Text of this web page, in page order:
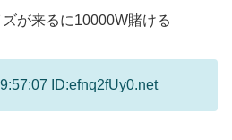
が来るに10000W賭ける
ID:efnq2fUy0.net